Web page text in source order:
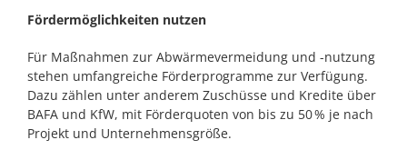
Fördermöglichkeiten nutzen
Für Maßnahmen zur Abwärmevermeidung und -nutzung
stehen umfangreiche Förderprogramme zur Verfügung.
Dazu zählen unter anderem Zuschüsse und Kredite über
BAFA und KfW, mit Förderquoten von bis zu 50% je nach
Projekt und Unternehmensgröße.